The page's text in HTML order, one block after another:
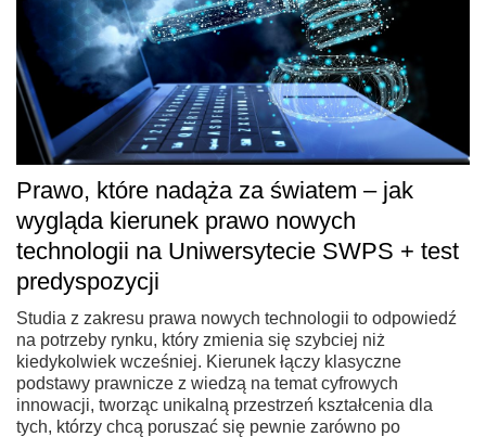
Prawo, które nadąża za światem – jak
wygląda kierunek prawo nowych
technologii na Uniwersytecie SWPS + test
predyspozycji
Studia z zakresu prawa nowych technologii to odpowiedź
na potrzeby rynku, który zmienia się szybciej niż
kiedykolwiek wcześniej. Kierunek łączy klasyczne
podstawy prawnicze z wiedzą na temat cyfrowych
innowacji, tworząc unikalną przestrzeń kształcenia dla
tych, którzy chcą poruszać się pewnie zarówno po